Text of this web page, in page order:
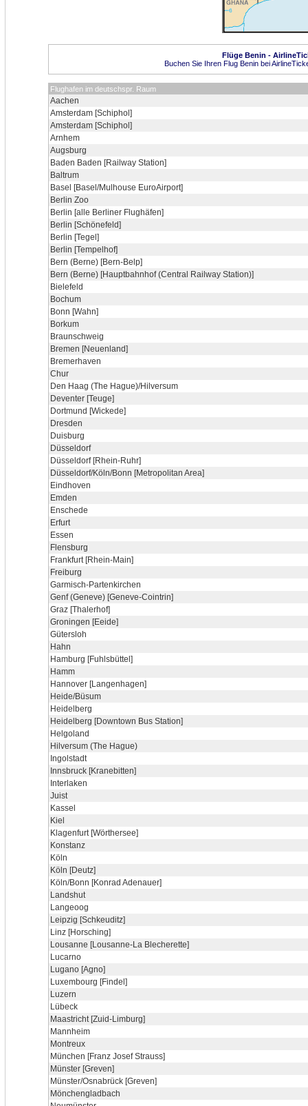
Flüge Benin -
Buchen Sie Ihren Flug Benin bei
Flughafen im deutschspr. Raum
Aachen
Amsterdam [Schiphol]
Amsterdam [Schiphol]
Arnhem
Augsburg
Baden Baden [Railway Station]
Baltrum
Basel [Basel/Mulhouse EuroAirport]
Berlin Zoo
Berlin [alle Berliner Flughäfen]
Berlin [Schönefeld]
Berlin [Tegel]
Berlin [Tempelhof]
Bern (Berne) [Bern-Belp]
Bern (Berne) [Hauptbahnhof (Central Railway Station)]
Bielefeld
Bochum
Bonn [Wahn]
Borkum
Braunschweig
Bremen [Neuenland]
Bremerhaven
Chur
Den Haag (The Hague)/Hilversum
Deventer [Teuge]
Dortmund [Wickede]
Dresden
Duisburg
Düsseldorf
Düsseldorf [Rhein-Ruhr]
Düsseldorf/Köln/Bonn [Metropolitan Area]
Eindhoven
Emden
Enschede
Erfurt
Essen
Flensburg
Frankfurt [Rhein-Main]
Freiburg
Garmisch-Partenkirchen
Genf (Geneve) [Geneve-Cointrin]
Graz [Thalerhof]
Groningen [Eeide]
Gütersloh
Hahn
Hamburg [Fuhlsbüttel]
Hamm
Hannover [Langenhagen]
Heide/Büsum
Heidelberg
Heidelberg [Downtown Bus Station]
Helgoland
Hilversum (The Hague)
Ingolstadt
Innsbruck [Kranebitten]
Interlaken
Juist
Kassel
Kiel
Klagenfurt [Wörthersee]
Konstanz
Köln
Köln [Deutz]
Köln/Bonn [Konrad Adenauer]
Landshut
Langeoog
Leipzig [Schkeuditz]
Linz [Horsching]
Lousanne [Lousanne-La Blecherette]
Lucarno
Lugano [Agno]
Luxembourg [Findel]
Luzern
Lübeck
Maastricht [Zuid-Limburg]
Mannheim
Montreux
München [Franz Josef Strauss]
Münster [Greven]
Münster/Osnabrück [Greven]
Mönchengladbach